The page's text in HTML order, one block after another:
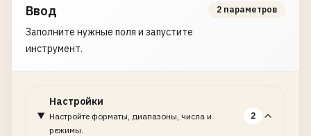
Ввод
Заполните нужные поля и запустите
инструмент.
2 параметров
Настройки
Настройте форматы, диапазоны, числа и
режимы.
2